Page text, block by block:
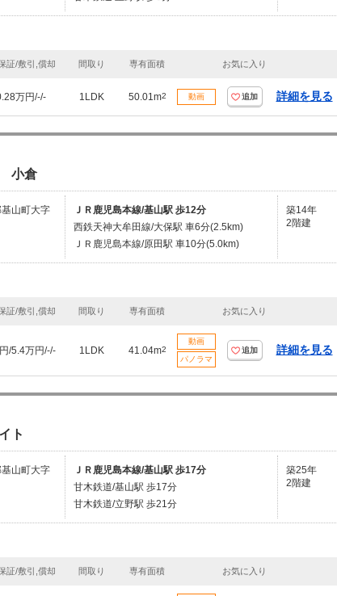
証/敷引,償却 間取り 専有面積 お気に入り
万円/-/- 1LDK 50.01m2 動画 追加 詳細を見る
小倉
山町大字
ＪＲ鹿児島本線/基山駅 歩12分
西鉄天神大牟田線/大保駅 車6分(2.5km)
ＪＲ鹿児島本線/原田駅 車10分(5.0km)
築14年
2階建
証/敷引,償却 間取り 専有面積 お気に入り
/5.4万円/-/- 1LDK 41.04m2
動画
パノラマ
追加 詳細を見る
ト
山町大字
ＪＲ鹿児島本線/基山駅 歩17分
甘木鉄道/基山駅 歩17分
甘木鉄道/立野駅 歩21分
築25年
2階建
証/敷引,償却 間取り 専有面積 お気に入り